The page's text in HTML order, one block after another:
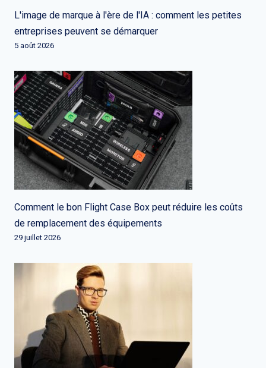
L'image de marque à l'ère de l'IA : comment les petites
entreprises peuvent se démarquer
5 août 2026
Comment le bon Flight Case Box peut réduire les coûts
de remplacement des équipements
29 juillet 2026